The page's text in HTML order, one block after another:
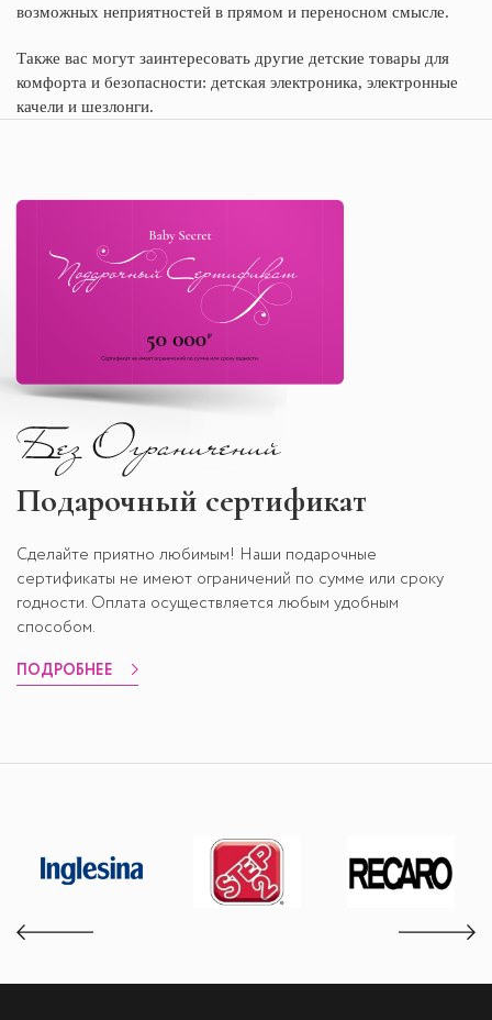
возможных неприятностей в прямом и переносном смысле.
Также вас могут заинтересовать другие детские товары для
комфорта и безопасности: детская электроника, электронные
качели и шезлонги.
Подарочный сертификат
Сделайте приятно любимым! Наши подарочные
сертификаты не имеют ограничений по сумме или сроку
годности. Оплата осуществляется любым удобным
способом.
ПОДРОБНЕЕ